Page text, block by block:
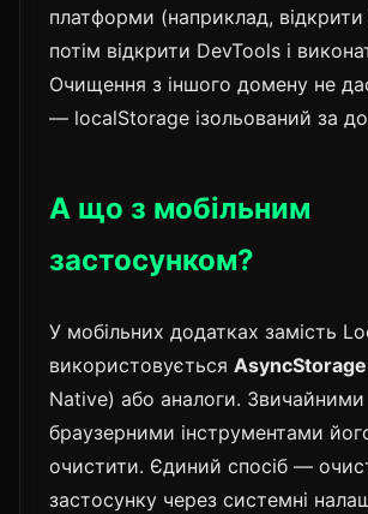
платформи (наприклад,
потім відкрити DevTools і
Очищення з іншого домену не
— localStorage ізольований за
А що з мобільним
застосунком?
У мобільних додатках замість
використовується AsyncStorage
Native) або аналоги. Звичайними
браузерними інструментами
очистити. Єдиний спосіб —
застосунку через системні